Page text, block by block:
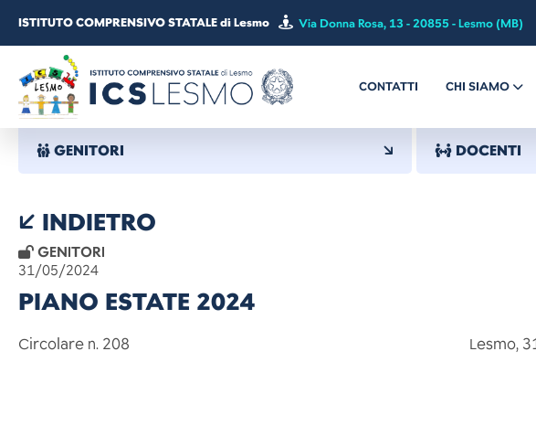
ISTITUTO COMPRENSIVO STATALE di Lesmo Via Donna Rosa, 13 - 20855 - Lesmo (MB)
CONTATTI CHI SIAMO
GENITORI DOCENTI
INDIETRO
GENITORI
31/05/2024
PIANO ESTATE 2024
Circolare n. 208 Lesmo, 31